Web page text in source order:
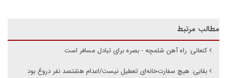
مطالب مرتبط
کنعانی: راه آهن شلمچه - بصره برای تبادل مسافر است
بقایی: هیچ سفارت‌خانه‌ای تعطیل نیست/اعدام هشتصد نفر دروغ بود